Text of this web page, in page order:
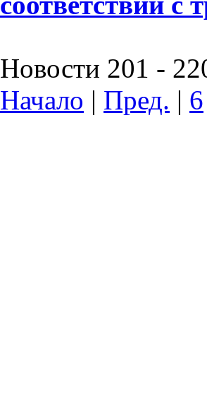
Новости 201 -
Начало | Пред. | 6